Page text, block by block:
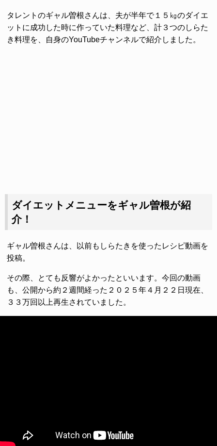
タレントのギャル曽根さんは、夫が半年で１５㎏のダイエ
ットに成功した時に作っていた料理など、計３つのしらた
き料理を、自身のYouTubeチャンネルで紹介しました。
ダイエットメニューをギャル曽根が紹
介！
ギャル曽根さんは、以前もしらたきを使ったレシピ動画を
投稿。
その際、とても反響がよかったといいます。今回の動画
も、公開から約２週間経った２０２５年４月２２日現在、
３３万回以上再生されていました。